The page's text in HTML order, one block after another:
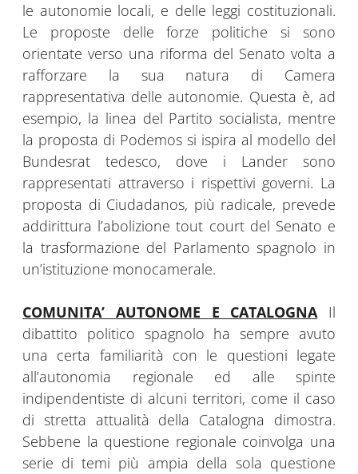
le autonomie locali, e delle leggi costituzionali.
Le proposte delle forze politiche si sono
orientate verso una riforma del Senato volta a
rafforzare la sua natura di Camera
rappresentativa delle autonomie. Questa è, ad
esempio, la linea del Partito socialista, mentre
la proposta di Podemos si ispira al modello del
Bundesrat tedesco, dove i Lander sono
rappresentati attraverso i rispettivi governi. La
proposta di Ciudadanos, più radicale, prevede
addirittura l’abolizione tout court del Senato e
la trasformazione del Parlamento spagnolo in
un’istituzione monocamerale.
COMUNITA’ AUTONOME E CATALOGNAIl
dibattito politico spagnolo ha sempre avuto
una certa familiarità con le questioni legate
all’autonomia regionale ed alle spinte
indipendentiste di alcuni territori, come il caso
di stretta attualità della Catalogna dimostra.
Sebbene la questione regionale coinvolga una
serie di temi più ampia della sola questione